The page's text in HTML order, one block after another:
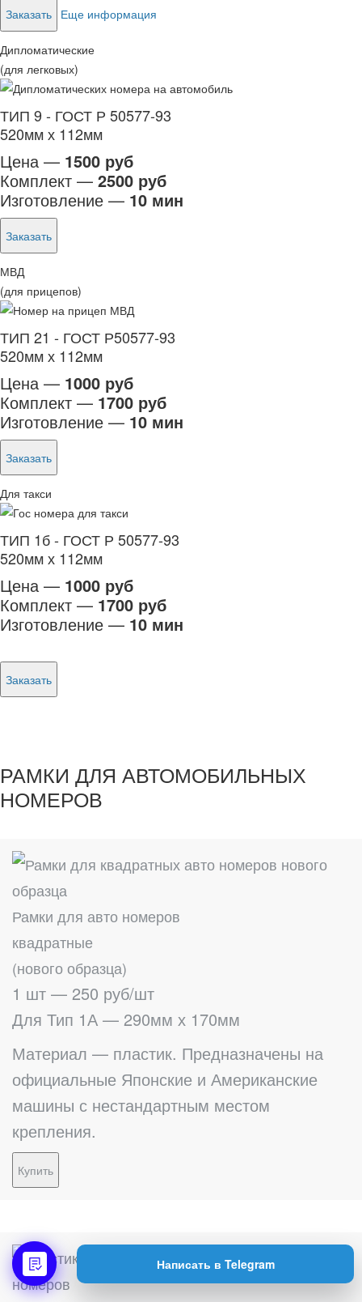
Написать в Telegram
Заказать Еще информация
Дипломатические
(для легковых)
ТИП 9 - ГОСТ Р 50577-93
520мм х 112мм
Цена — 1500 руб
Комплект — 2500 руб
Изготовление — 10 мин
Заказать
МВД
(для прицепов)
ТИП 21 - ГОСТ Р50577-93
520мм х 112мм
Цена — 1000 руб
Комплект — 1700 руб
Изготовление — 10 мин
Заказать
Для такси
ТИП 1б - ГОСТ Р 50577-93
520мм х 112мм
Цена — 1000 руб
Комплект — 1700 руб
Изготовление — 10 мин
Заказать
РАМКИ ДЛЯ АВТОМОБИЛЬНЫХ
НОМЕРОВ
Рамки для авто номеров
квадратные
(нового образца)
1 шт — 250 руб/шт
Для Тип 1А — 290мм х 170мм
Материал — пластик. Предназначены на
официальные Японские и Американские
машины с нестандартным местом
крепления.
Купить